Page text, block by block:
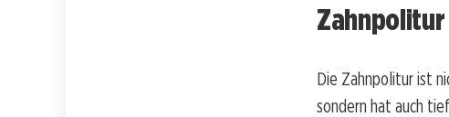
Zahnpolitur
Die Zahnpolitur ist
sondern hat auch